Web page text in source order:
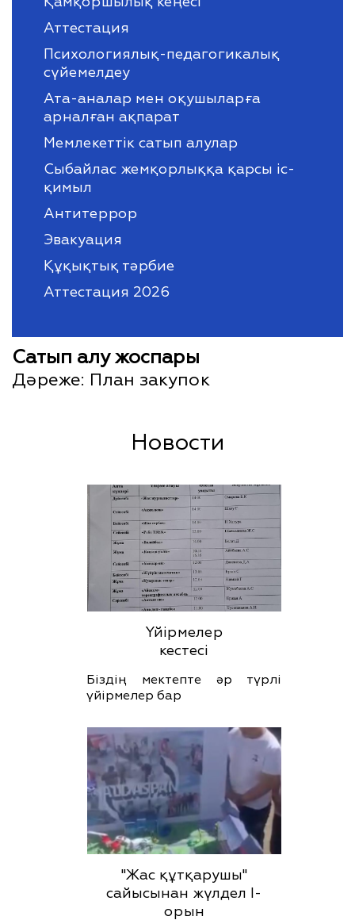
Аттестация
Психологиялық-педагогикалық
сүйемелдеу
Ата-аналар мен оқушыларға
арналған ақпарат
Мемлекеттік сатып алулар
Сыбайлас жемқорлыққа қарсы іс-
қимыл
Антитеррор
Эвакуация
Құқықтық тәрбие
Аттестация 2026
Сатып алу жоспары
Дәреже: План закупок
Новости
Үйірмелер
кестесі
Біздің мектепте әр түрлі
үйірмелер бар
"Жас құтқарушы"
сайысынан жүлдел І-
орын